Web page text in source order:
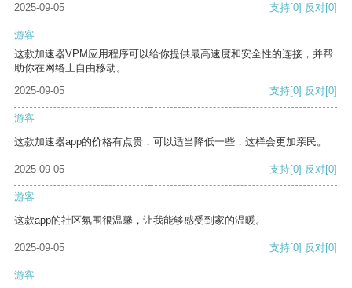
2025-09-05 支持[0] 反对[0]
游客
这款加速器VPM应用程序可以给你提供最高速度和安全性的连接，并帮
助你在网络上自由移动。
2025-09-05
支持[0] 反对[0]
游客
这款加速器app的价格有点贵，可以适当降低一些，这样会更加亲民。
2025-09-05 支持[0] 反对[0]
游客
这款app的社区氛围很温馨，让我能够感受到家的温暖。
2025-09-05 支持[0] 反对[0]
游客